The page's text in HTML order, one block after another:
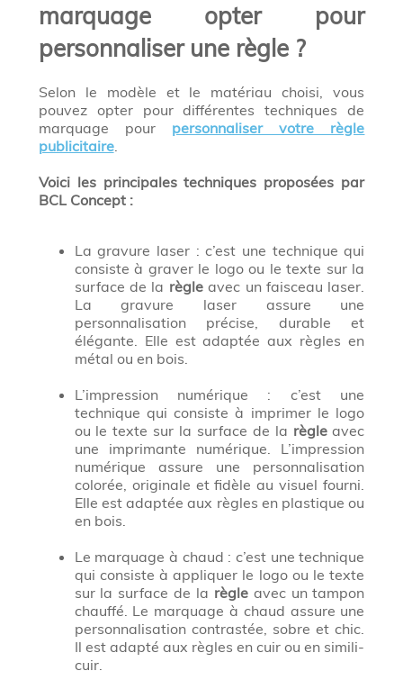
marquage opter pour
personnaliser une règle ?
Selon le modèle et le matériau choisi, vous
pouvez opter pour différentes techniques de
marquage pour personnaliser votre règle
publicitaire.
Voici les principales techniques proposées par
BCL Concept :
La gravure laser : c’est une technique qui
consiste à graver le logo ou le texte sur la
surface de la règleavec un faisceau laser.
La gravure laser assure une
personnalisation précise, durable et
élégante. Elle est adaptée aux règles en
métal ou en bois.
L’impression numérique : c’est une
technique qui consiste à imprimer le logo
ou le texte sur la surface de la règleavec
une imprimante numérique. L’impression
numérique assure une personnalisation
colorée, originale et fidèle au visuel fourni.
Elle est adaptée aux règles en plastique ou
en bois.
Le marquage à chaud : c’est une technique
qui consiste à appliquer le logo ou le texte
sur la surface de la règleavec un tampon
chauffé. Le marquage à chaud assure une
personnalisation contrastée, sobre et chic.
Il est adapté aux règles en cuir ou en simili-
cuir.